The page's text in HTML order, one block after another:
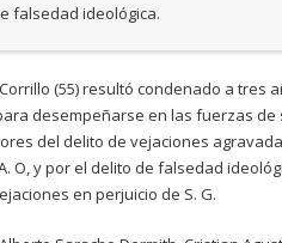
falsedad ideológica.
(55) resultó condenado a tres
desempeñarse en las fuerzas
del delito de vejaciones
O, y por el delito de falsedad
en perjuicio de S. G.